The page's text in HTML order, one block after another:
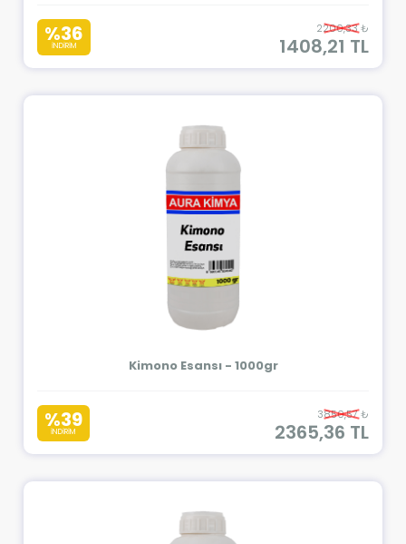
%36
İNDİRİM
2200,33 ₺
1408,21 TL
Kimono Esansı - 1000gr
%39
İNDİRİM
3850,57 ₺
2365,36 TL